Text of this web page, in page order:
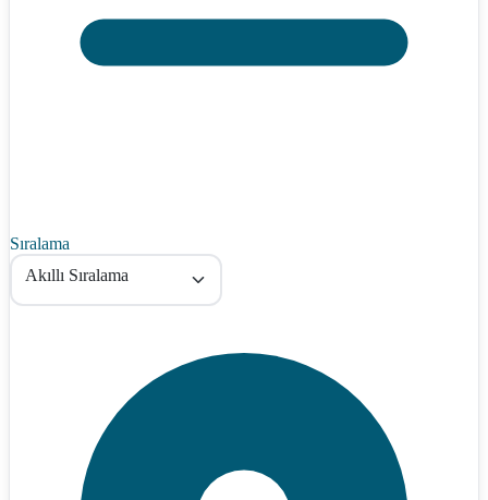
Sıralama
Akıllı Sıralama